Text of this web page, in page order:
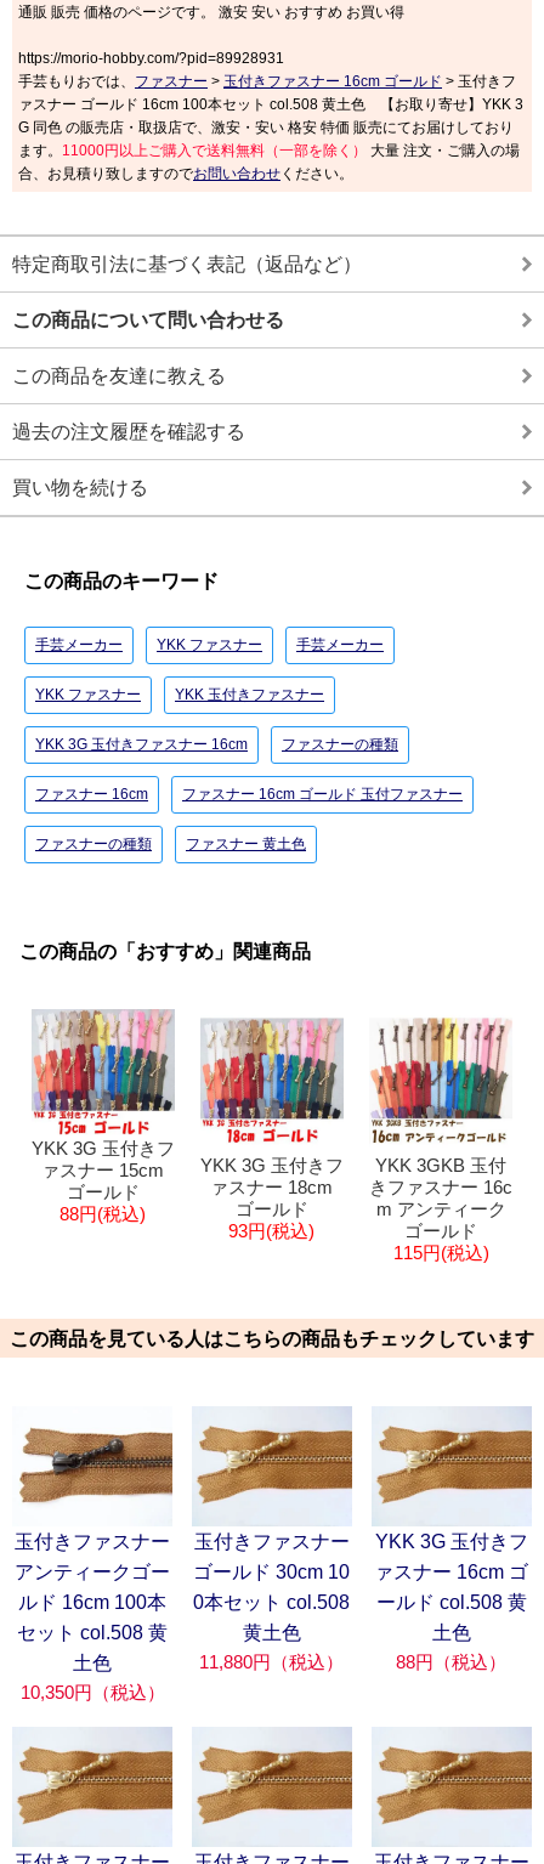
通販 販売 価格のページです。 激安 安い おすすめ お買い得
https://morio-hobby.com/?pid=89928931
手芸もりおでは、 ファスナー > 玉付きファスナー 16cm ゴールド > 玉付きフ
ァスナー ゴールド 16cm 100本セット col.508 黄土色 【お取り寄せ】YKK 3
G 同色 の販売店・取扱店で、激安・安い 格安 特価 販売にてお届けしており
ます。 11000円以上ご購入で送料無料（一部を除く）
大量 注文・ご購入の場
合、お見積り致しますのでお問い合わせ ください。
特定商取引法に基づく表記（返品など）
この商品について問い合わせる
この商品を友達に教える
過去の注文履歴を確認する
買い物を続ける
この商品のキーワード
手芸メーカー YKK ファスナー 手芸メーカー
YKK ファスナー YKK 玉付きファスナー
YKK 3G 玉付きファスナー 16cm ファスナーの種類
ファスナー 16cm ファスナー 16cm ゴールド 玉付ファスナー
ファスナーの種類 ファスナー 黄土色
この商品の「おすすめ」関連商品
YKK 3G 玉付きフ
ァスナー 15cm
ゴールド
88円(税込)
YKK 3G 玉付きフ
ァスナー 18cm
ゴールド
93円(税込)
YKK 3GKB 玉付
きファスナー 16c
m アンティーク
ゴールド
115円(税込)
この商品を見ている人はこちらの商品もチェックしています
玉付きファスナー
アンティークゴー
ルド 16cm 100本
セット col.508 黄
土色
10,350円（税込）
玉付きファスナー
ゴールド 30cm 10
0本セット col.508
黄土色
11,880円（税込）
YKK 3G 玉付きフ
ァスナー 16cm ゴ
ールド col.508 黄
土色
88円（税込）